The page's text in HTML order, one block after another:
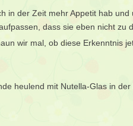
in der Zeit mehr Appetit hab
dass sie eben nicht
wir mal, ob diese Erkenntnis
heulend mit Nutella-Glas in